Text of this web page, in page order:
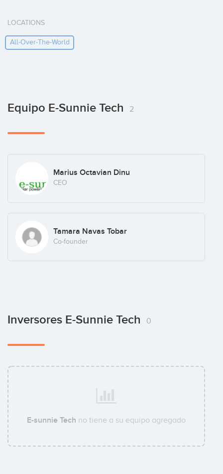
LOCATIONS
All-Over-The-World
Equipo E-Sunnie Tech 2
Marius Octavian Dinu
CEO
Tamara Navas Tobar
Co-founder
Inversores E-Sunnie Tech 0
E-sunnie Tech no tiene a su equipo agregado